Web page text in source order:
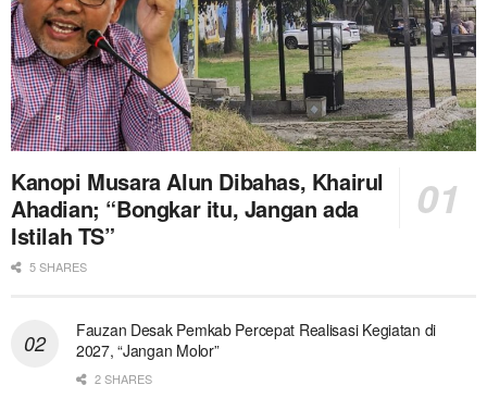
Kanopi Musara Alun Dibahas, Khairul
Ahadian; “Bongkar itu, Jangan ada
Istilah TS”
5 SHARES
Fauzan Desak Pemkab Percepat Realisasi Kegiatan di
2027, “Jangan Molor”
2 SHARES